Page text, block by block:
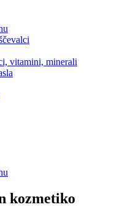
vitamini, minerali
kozmetiko